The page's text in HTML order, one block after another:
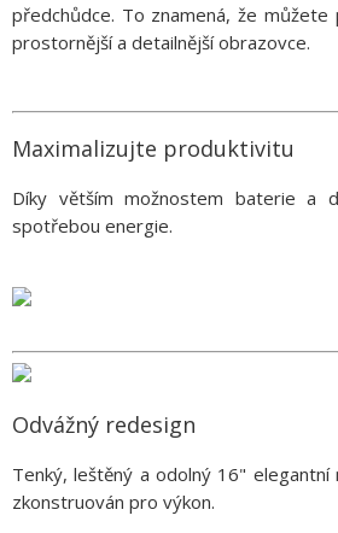
předchůdce. To znamená, že
prostornější a detailnější obrazovce.
Maximalizujte produktivitu
Díky větším možnostem baterie a
spotřebou energie.
Odvážný redesign
Tenký, leštěný a odolný 16"
zkonstruován pro výkon.